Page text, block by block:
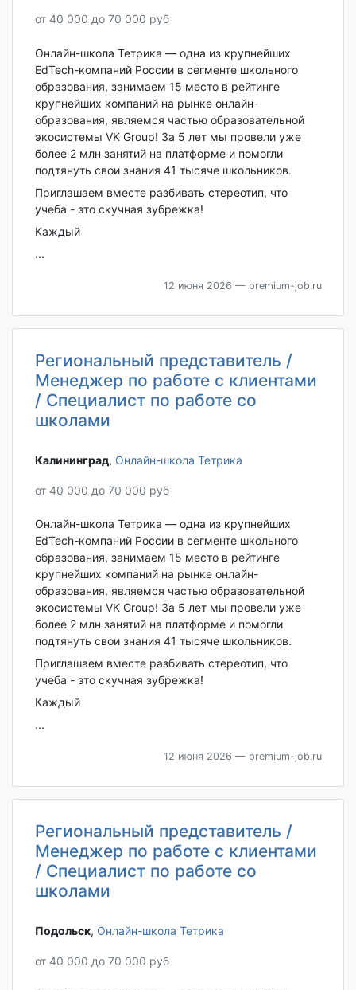
от 40 000 до 70 000 руб
Онлайн-школа Тетрика — одна из крупнейших
EdTech-компаний России в сегменте школьного
образования, занимаем 15 место в рейтинге
крупнейших компаний на рынке онлайн-
образования, являемся частью образовательной
экосистемы VK Group! За 5 лет мы провели уже
более 2 млн занятий на платформе и помогли
подтянуть свои знания 41 тысяче школьников.
Приглашаем вместе разбивать стереотип, что
учеба - это скучная зубрежка!
Каждый
...
12 июня 2026 — premium-job.ru
Региональный представитель /
Менеджер по работе с клиентами
/ Специалист по работе со
школами
Калининград‎, Онлайн-школа Тетрика
от 40 000 до 70 000 руб
Онлайн-школа Тетрика — одна из крупнейших
EdTech-компаний России в сегменте школьного
образования, занимаем 15 место в рейтинге
крупнейших компаний на рынке онлайн-
образования, являемся частью образовательной
экосистемы VK Group! За 5 лет мы провели уже
более 2 млн занятий на платформе и помогли
подтянуть свои знания 41 тысяче школьников.
Приглашаем вместе разбивать стереотип, что
учеба - это скучная зубрежка!
Каждый
...
12 июня 2026 — premium-job.ru
Региональный представитель /
Менеджер по работе с клиентами
/ Специалист по работе со
школами
Подольск‎, Онлайн-школа Тетрика
от 40 000 до 70 000 руб